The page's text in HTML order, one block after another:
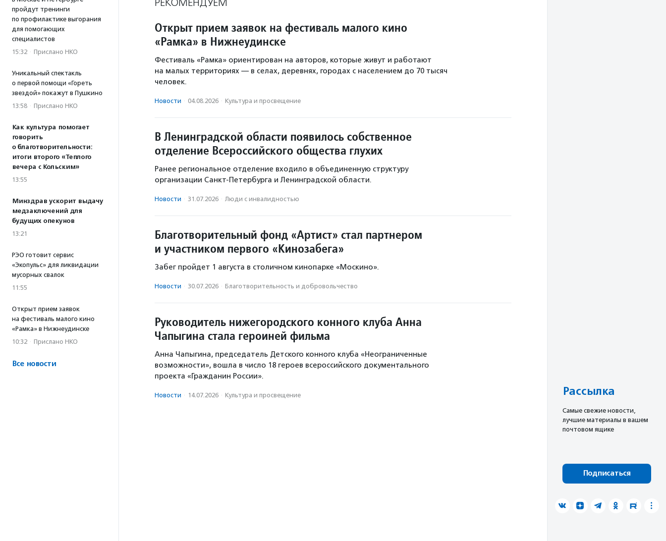
пройдут тренинги
по профилактике выгорания
для помогающих
специалистов
15:32 · Прислано НКО
Уникальный спектакль
о первой помощи «Гореть
звездой» покажут в Пушкино
13:58 · Прислано НКО
Как культура помогает
говорить
о благотворительности:
итоги второго «Теплого
вечера с Кольским»
13:55
Минздрав ускорит выдачу
медзаключений для
будущих опекунов
13:21
РЭО готовит сервис
«Экопульс» для ликвидации
мусорных свалок
11:55
Открыт прием заявок
на фестиваль малого кино
«Рамка» в Нижнеудинске
10:32 · Прислано НКО
Все новости
Открыт прием заявок на фестиваль малого кино
«Рамка» в Нижнеудинске
Фестиваль «Рамка» ориентирован на авторов, которые живут и работают
на малых территориях — в селах, деревнях, городах с населением до 70 тысяч
человек.
Новости · 04.08.2026 · Культура и просвещение
В Ленинградской области появилось собственное
отделение Всероссийского общества глухих
Ранее региональное отделение входило в объединенную структуру
организации Санкт-Петербурга и Ленинградской области.
Новости · 31.07.2026 · Люди с инвалидностью
Благотворительный фонд «Артист» стал партнером
и участником первого «Кинозабега»
Забег пройдет 1 августа в столичном кинопарке «Москино».
Новости · 30.07.2026 · Благотвори­тель­ность и доброволь­чест­во
Руководитель нижегородского конного клуба Анна
Чапыгина стала героиней фильма
Анна Чапыгина, председатель Детского конного клуба «Неограниченные
возможности», вошла в число 18 героев всероссийского документального
проекта «Гражданин России».
Новости · 14.07.2026 · Культура и просвещение Рассылка
Cамые свежие новости,
лучшие материалы в вашем
почтовом ящике
Подписаться